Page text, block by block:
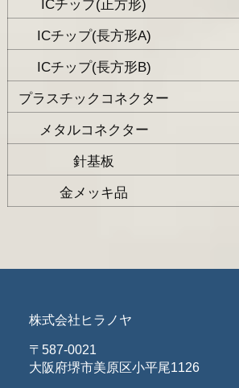
ICチップ(正方形)
ICチップ(長方形A)
ICチップ(長方形B)
プラスチックコネクター
メタルコネクター
針基板
金メッキ品
株式会社ヒラノヤ
〒587-0021
大阪府堺市美原区小平尾1126